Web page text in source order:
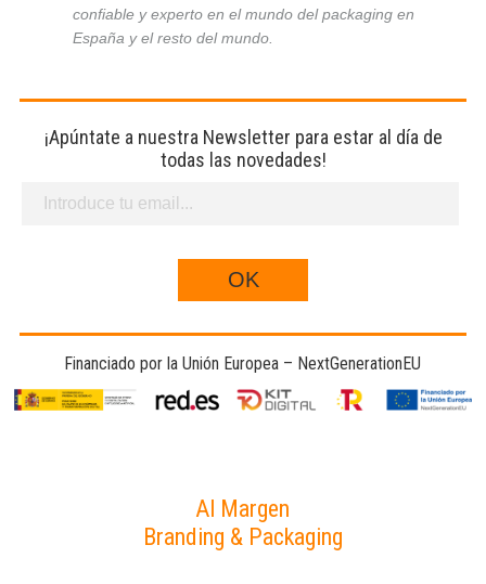
confiable y experto en el mundo del packaging en
España y el resto del mundo.
¡Apúntate a nuestra Newsletter para estar al día de
todas las novedades!
Financiado por la Unión Europea – NextGenerationEU
Al Margen
Branding & Packaging